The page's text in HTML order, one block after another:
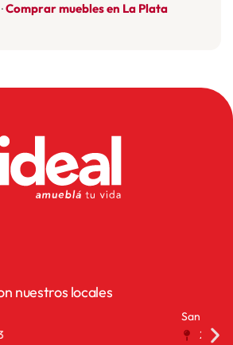
·Comprar muebles en La Plata
nuestros locales